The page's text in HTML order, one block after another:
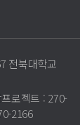
전북대학교
로젝트 : 270-
2166